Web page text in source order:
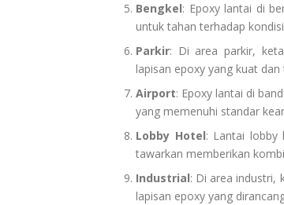
Bengkel: Epoxy lantai di
untuk tahan terhadap
Parkir: Di area parkir,
lapisan epoxy yang kuat dan
Airport: Epoxy lantai di
yang memenuhi standar
Lobby Hotel: Lantai lobby
tawarkan memberikan
Industrial: Di area industri,
lapisan epoxy yang